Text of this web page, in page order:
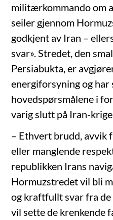
militærkommando om
seiler gjennom
godkjent av Iran –
svar». Stredet, den
Persiabukta, er
energiforsyning og har
hovedspørsmålene i
varig slutt på Iran-
– Ethvert brudd, avvik
eller manglende
republikken Irans
Hormuzstredet vil bli
og kraftfullt svar fra
vil sette de krenkende